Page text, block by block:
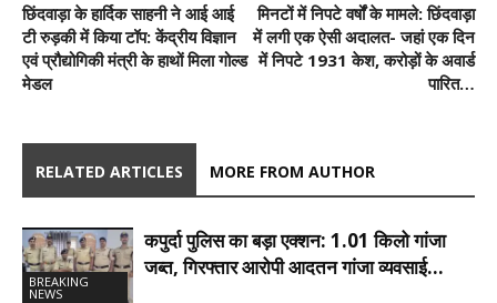
छिंदवाड़ा के हार्दिक साहनी ने आई आई
टी रुड़की में किया टॉप: केंद्रीय विज्ञान
एवं प्रौद्योगिकी मंत्री के हाथों मिला गोल्ड
मेडल
मिनटों में निपटे वर्षों के मामले: छिंदवाड़ा
में लगी एक ऐसी अदालत- जहां एक दिन
में निपटे 1931 केश, करोड़ों के अवार्ड
पारित…
RELATED ARTICLES MORE FROM AUTHOR
BREAKING
NEWS
कपुर्दा पुलिस का बड़ा एक्शन: 1.01 किलो गांजा
जब्त, गिरफ्तार आरोपी आदतन गांजा व्यवसाई…